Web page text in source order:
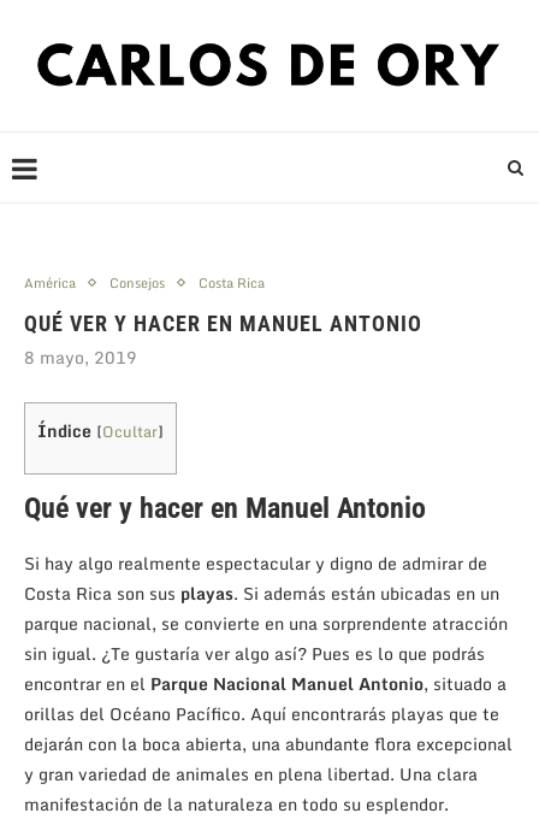
América Consejos Costa Rica
QUÉ VER Y HACER EN MANUEL ANTONIO
8 mayo, 2019
Índice [Ocultar]
Qué ver y hacer en Manuel Antonio
Si hay algo realmente espectacular y digno de admirar de
Costa Rica son sus playas. Si además están ubicadas en un
parque nacional, se convierte en una sorprendente atracción
sin igual. ¿Te gustaría ver algo así? Pues es lo que podrás
encontrar en el Parque Nacional Manuel Antonio, situado a
orillas del Océano Pacífico. Aquí encontrarás playas que te
dejarán con la boca abierta, una abundante flora excepcional
y gran variedad de animales en plena libertad. Una clara
manifestación de la naturaleza en todo su esplendor.